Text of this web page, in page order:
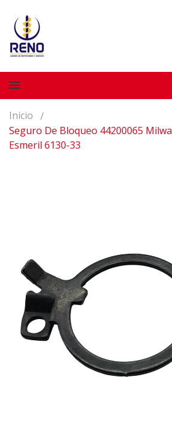
Inicio
Seguro De Bloqueo 44200065
Esmeril 6130-33